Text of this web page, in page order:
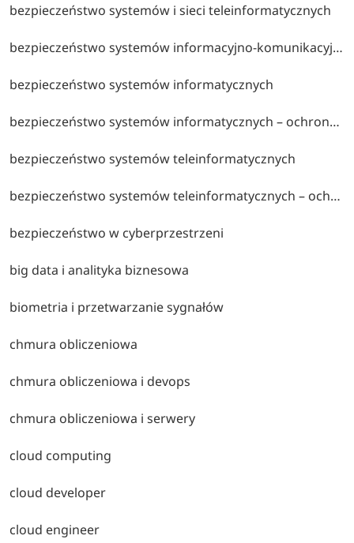
bezpieczeństwo systemów i sieci teleinformatycznych
bezpieczeństwo systemów informacyjno-komunikacyjnych
bezpieczeństwo systemów informatycznych
bezpieczeństwo systemów informatycznych – ochrona systemów i sieci, cyberbezpieczeństwo, zarządzanie incydentami oraz analiza zagrożeń.
bezpieczeństwo systemów teleinformatycznych
bezpieczeństwo systemów teleinformatycznych – ochrona infrastruktury it, bezpieczeństwo sieci, zarządzanie ryzykiem i reagowanie na cyberzagrożenia.
bezpieczeństwo w cyberprzestrzeni
big data i analityka biznesowa
biometria i przetwarzanie sygnałów
chmura obliczeniowa
chmura obliczeniowa i devops
chmura obliczeniowa i serwery
cloud computing
cloud developer
cloud engineer